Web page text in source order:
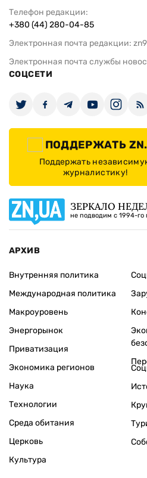
Телефон редакции:
+380 (44) 280-04-85
Электронная почта редакции:
Электронная почта службы
СОЦСЕТИ
ПОДДЕРЖАТЬ
Поддержать
журналистику!
ЗЕРКАЛО
не подводим с 1994-го
АРХИВ
Внутренняя политика
Международная политика
Макроуровень
Энергорынок
Приватизация
Экономика регионов
Наука
Технологии
Среда обитания
Церковь
Культура